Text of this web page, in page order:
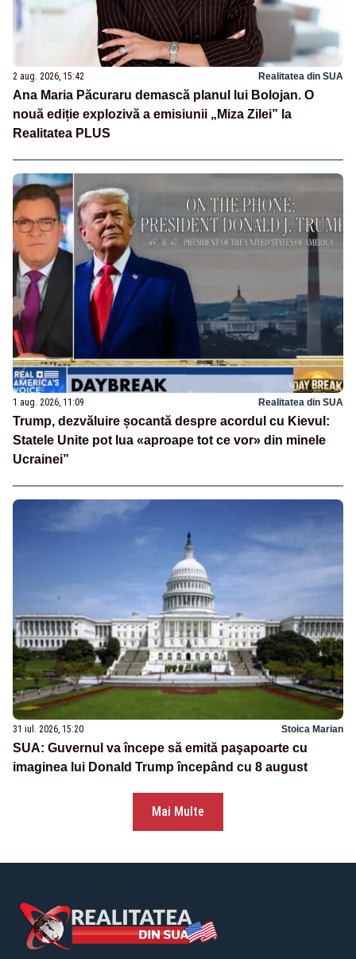
2 aug. 2026, 15:42 Realitatea din SUA
Ana Maria Păcuraru demască planul lui Bolojan. O
nouă ediție explozivă a emisiunii „Miza Zilei” la
Realitatea PLUS
1 aug. 2026, 11:09 Realitatea din SUA
Trump, dezvăluire șocantă despre acordul cu Kievul:
Statele Unite pot lua «aproape tot ce vor» din minele
Ucrainei”
31 iul. 2026, 15:20 Stoica Marian
SUA: Guvernul va începe să emită paşapoarte cu
imaginea lui Donald Trump începând cu 8 august
Mai Multe